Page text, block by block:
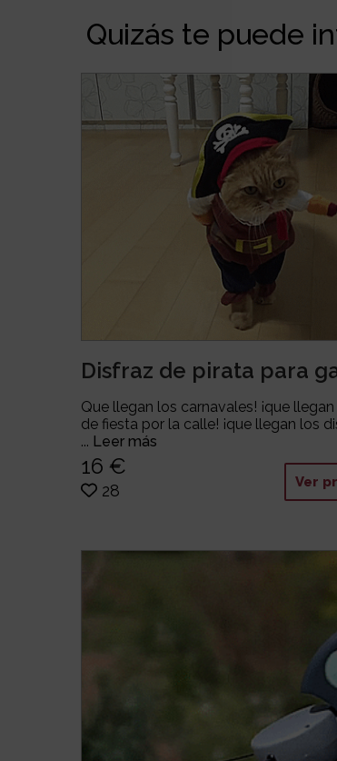
Quizás te puede
Disfraz de pirata para
Que llegan los carnavales! ¡que
de fiesta por la calle! ¡que llegan los
... Leer más
16 €
28 Ver